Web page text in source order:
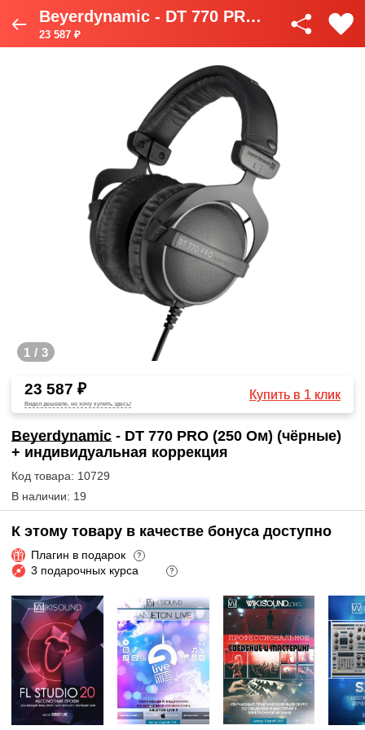
Beyerdynamic - DT 770 PRO (250 Ом) (чёрные) + индивидуальная коррекция
23 587 ₽
1 / 3
23 587 ₽
Видел дешевле, но хочу купить здесь!
Купить в 1 клик
Beyerdynamic - DT 770 PRO (250 Ом) (чёрные)
+ индивидуальная коррекция
Код товара: 10729
В наличии: 19
К этому товару в качестве бонуса доступно
Плагин в подарок ?
3 подарочных курса ?